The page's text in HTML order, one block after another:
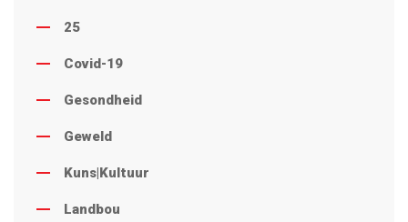
25
Covid-19
Gesondheid
Geweld
Kuns|Kultuur
Landbou